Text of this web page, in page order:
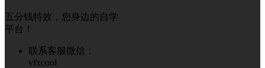
五分钱特效，您身边的自学
平台！
联系客服微信：
vfxcool